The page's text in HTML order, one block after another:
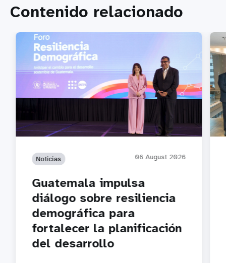
Contenido relacionado
Noticias 06 August 2026
Guatemala impulsa
diálogo sobre resiliencia
demográfica para
fortalecer la planificación
del desarrollo